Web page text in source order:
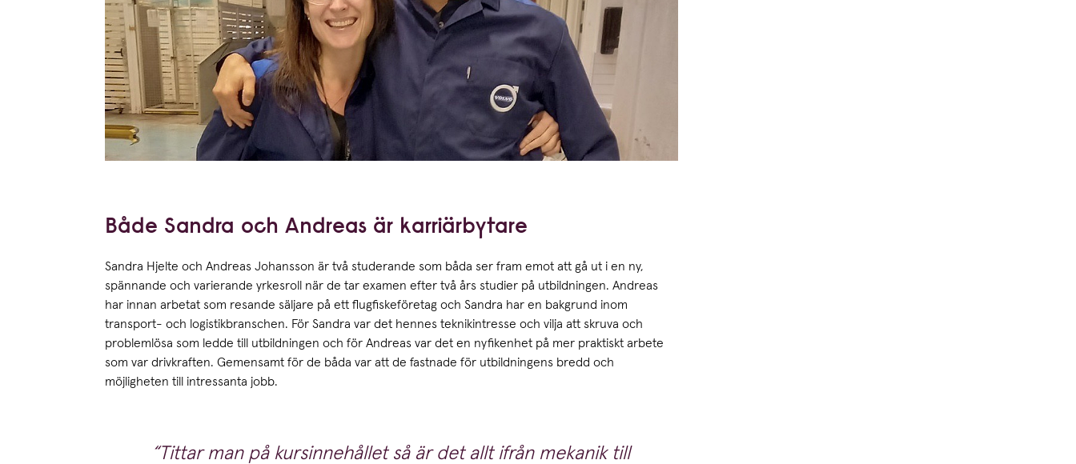
Både Sandra och Andreas är karriärbytare
Sandra Hjelte och Andreas Johansson är två studerande som båda ser fram emot att gå ut i en ny,
spännande och varierande yrkesroll när de tar examen efter två års studier på utbildningen. Andreas
har innan arbetat som resande säljare på ett flugfiskeföretag och Sandra har en bakgrund inom
transport- och logistikbranschen. För Sandra var det hennes teknikintresse och vilja att skruva och
problemlösa som ledde till utbildningen och för Andreas var det en nyfikenhet på mer praktiskt arbete
som var drivkraften. Gemensamt för de båda var att de fastnade för utbildningens bredd och
möjligheten till intressanta jobb.
Tittar man på kursinnehållet så är det allt ifrån mekanik till